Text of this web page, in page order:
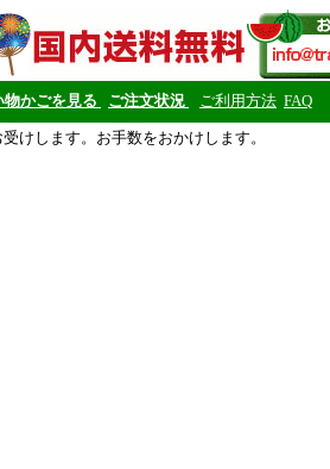
物かごを見る ご注文状況 ご利用方法 FAQ
けします。お手数をおかけします。